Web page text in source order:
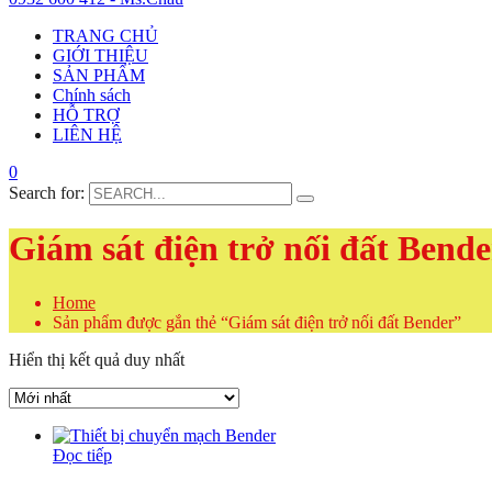
TRANG CHỦ
GIỚI THIỆU
SẢN PHẨM
Chính sách
HỖ TRỢ
LIÊN HỆ
0
Search for:
Giám sát điện trở nối đất
Home
Sản phẩm được gắn thẻ “Giám sát điện trở nối đất Bender”
Hiển thị kết quả duy nhất
Đọc tiếp